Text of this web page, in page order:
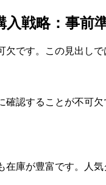
戦略：事前
です。この見出し
認することが不可
庫が豊富です。人